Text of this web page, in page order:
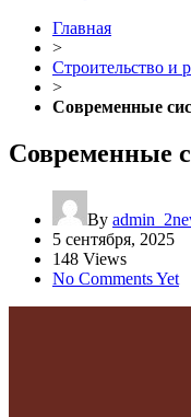
Главная
>
Строительство и
>
Современные
Современные
By
5 сентября, 2025
148 Views
No Comments Yet